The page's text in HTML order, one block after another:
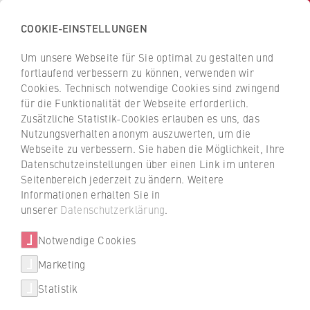
Z
u
ü
k
u
S
a
H
c
h
s
c
h
u
l
e
f
r
W
i
r
Z
u
r
ü
c
k
z
u
r
t
a
t
Über uns
Nachruf
Nachruf Prof. Dr. Martin
Quilisch
Die HWR Berlin trauert um Prof. Dr. Martin
Quilisch der am 30. August 2025 im Alter von
91 Jahren verstorben ist.
19.09.2025 — Prof. Dr. Friederike Maier und Prof. Dr.
Franz Herbert Rieger (Rektor i. R.)
COOKIE-EINSTELLUNGEN
Um unsere Webseite für Sie optimal zu gestalten und
fortlaufend verbessern zu können, verwenden wir
Cookies. Technisch notwendige Cookies sind zwingend
für die Funktionalität der Webseite erforderlich.
Zusätzliche Statistik-Cookies erlauben es uns, das
Nutzungsverhalten anonym auszuwerten, um die
Webseite zu verbessern. Sie haben die Möglichkeit, Ihre
Datenschutzeinstellungen über einen Link im unteren
Seitenbereich jederzeit zu ändern. Weitere
Informationen erhalten Sie in
unserer Datenschutzerklärung
Notwendige Cookies
Marketing
Statistik